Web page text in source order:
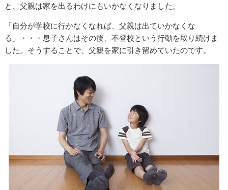
と、父親は家を出るわけにもいかなくなりました。
「自分が学校に行かなくなれば、父親は出ていかなくな
る」・・・息子さんはその後、不登校という行動を取り続けま
した。そうすることで、父親を家に引き留めていたのです。